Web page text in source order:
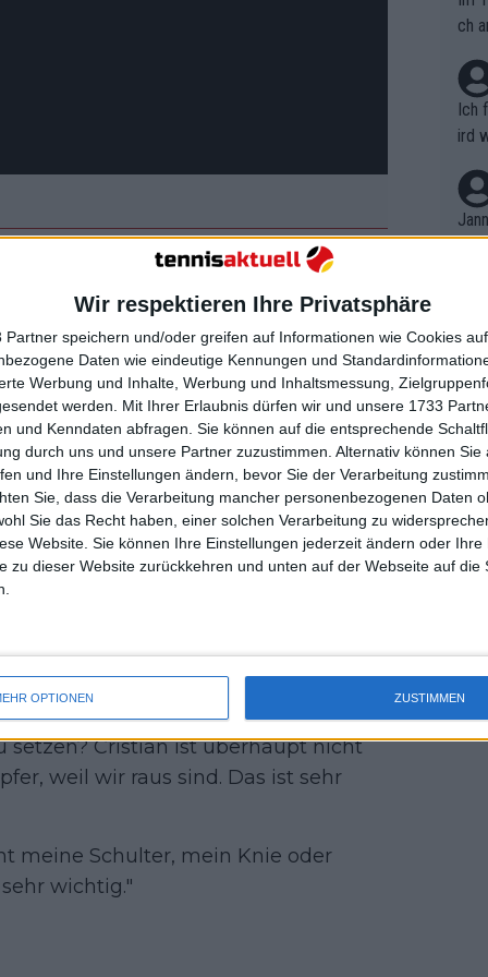
Wir respektieren Ihre Privatsphäre
Partner speichern und/oder greifen auf Informationen wie Cookies
Daten wie eindeutige Kennungen und
Werbung und Inhalte, Werbung und Inhaltsmessung,
werden. Mit Ihrer Erlaubnis dürfen wir und unsere 1733
und Kenndaten abfragen. Sie können auf die entsprechende
durch uns und unsere Partner zuzustimmen. Alternativ können Sie
und Ihre Einstellungen ändern, bevor Sie der Verarbeitung
Sie, dass die Verarbeitung mancher personenbezogenen Daten
Sie das Recht haben, einer solchen Verarbeitung zu
Website. Sie können Ihre Einstellungen jederzeit ändern oder Ihre
zu dieser Website zurückkehren und unten auf der Webseite auf die
OPTIONEN ZUSTIMMEN
Davis Cup Match
von Bergs, doch
eine Verwarnung aus und stufte
jedoch, dass er nicht in der Lage
Zeitstrafen mit einer
und das Weiterkommen
besiegelte.
Kapitän Nicolás Massú. "Wir
gebeten, sich die Augen von Cristian
ob er sehen kann oder nicht.' Er
und fühlt sich schwindelig. Glauben
Aber sie konzentrierten sich
setzen? Cristian ist überhaupt nicht
weil wir raus sind. Das ist sehr
meine Schulter, mein Knie oder
wichtig."
ch
Ich
ird
r in
em
t,
B.
on
uss
mal
des
n
nt.
kel